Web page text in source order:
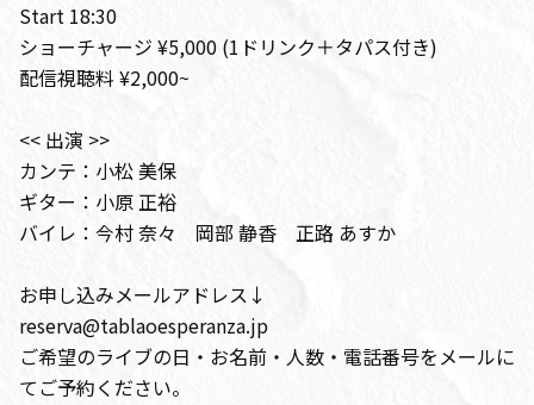
Start 18:30
ショーチャージ ¥5,000 (1ドリンク＋タパス付き)
配信視聴料 ¥2,000~
<< 出演 >>
カンテ：小松 美保
ギター：小原 正裕
バイレ：今村 奈々 岡部 静香 正路 あすか
お申し込みメールアドレス↓
reserva@tablaoesperanza.jp
ご希望のライブの日・お名前・人数・電話番号をメールに
てご予約ください。